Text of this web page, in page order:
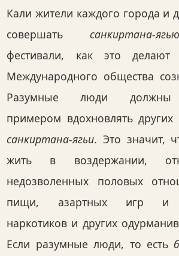
Кали жители каждого города и
совершать санкиртана-
фестивали, как это делают
Международного общества
Разумные люди должны
примером вдохновлять
санкиртана-ягьи. Это значит,
жить в воздержании,
недозволенных половых
пищи, азартных игр и
наркотиков и других
Если разумные люди, то есть